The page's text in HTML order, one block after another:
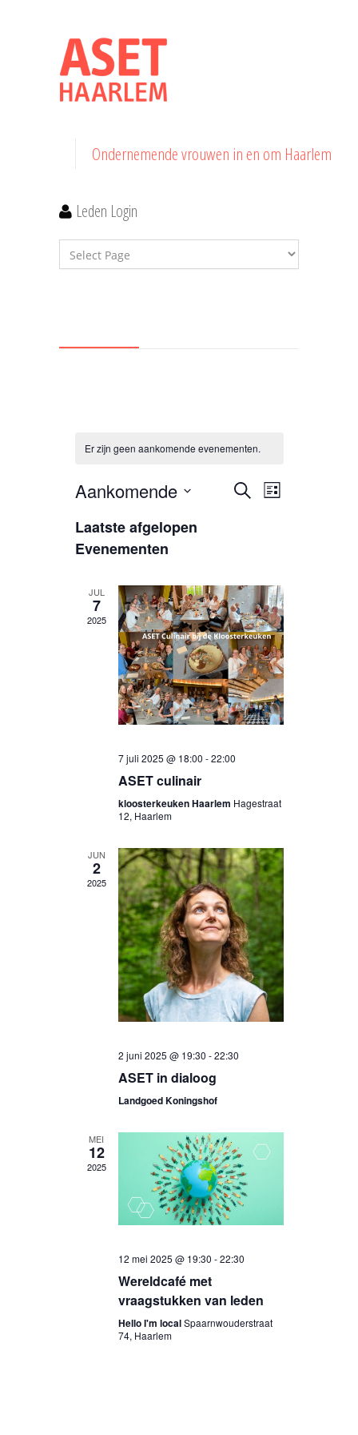
Ondernemende vrouwen in en om Haarlem
Leden Login
Er zijn geen aankomende evenementen.
Evenementen
Zoeken
Evenement
Lijst
Aankomende
een
datum.
Laatste afgelopen
Evenementen
JUL
7
2025
7 juli 2025 @ 18:00 -22:00
ASET culinair
kloosterkeuken Haarlem Hagestraat
12, Haarlem
JUN
2
2025
2 juni 2025 @ 19:30 -22:30
ASET in dialoog
Landgoed Koningshof
MEI
12
2025
12 mei 2025 @ 19:30 -22:30
Wereldcafé met
vraagstukken van leden
Hello I'm localSpaarnwouderstraat
74, Haarlem